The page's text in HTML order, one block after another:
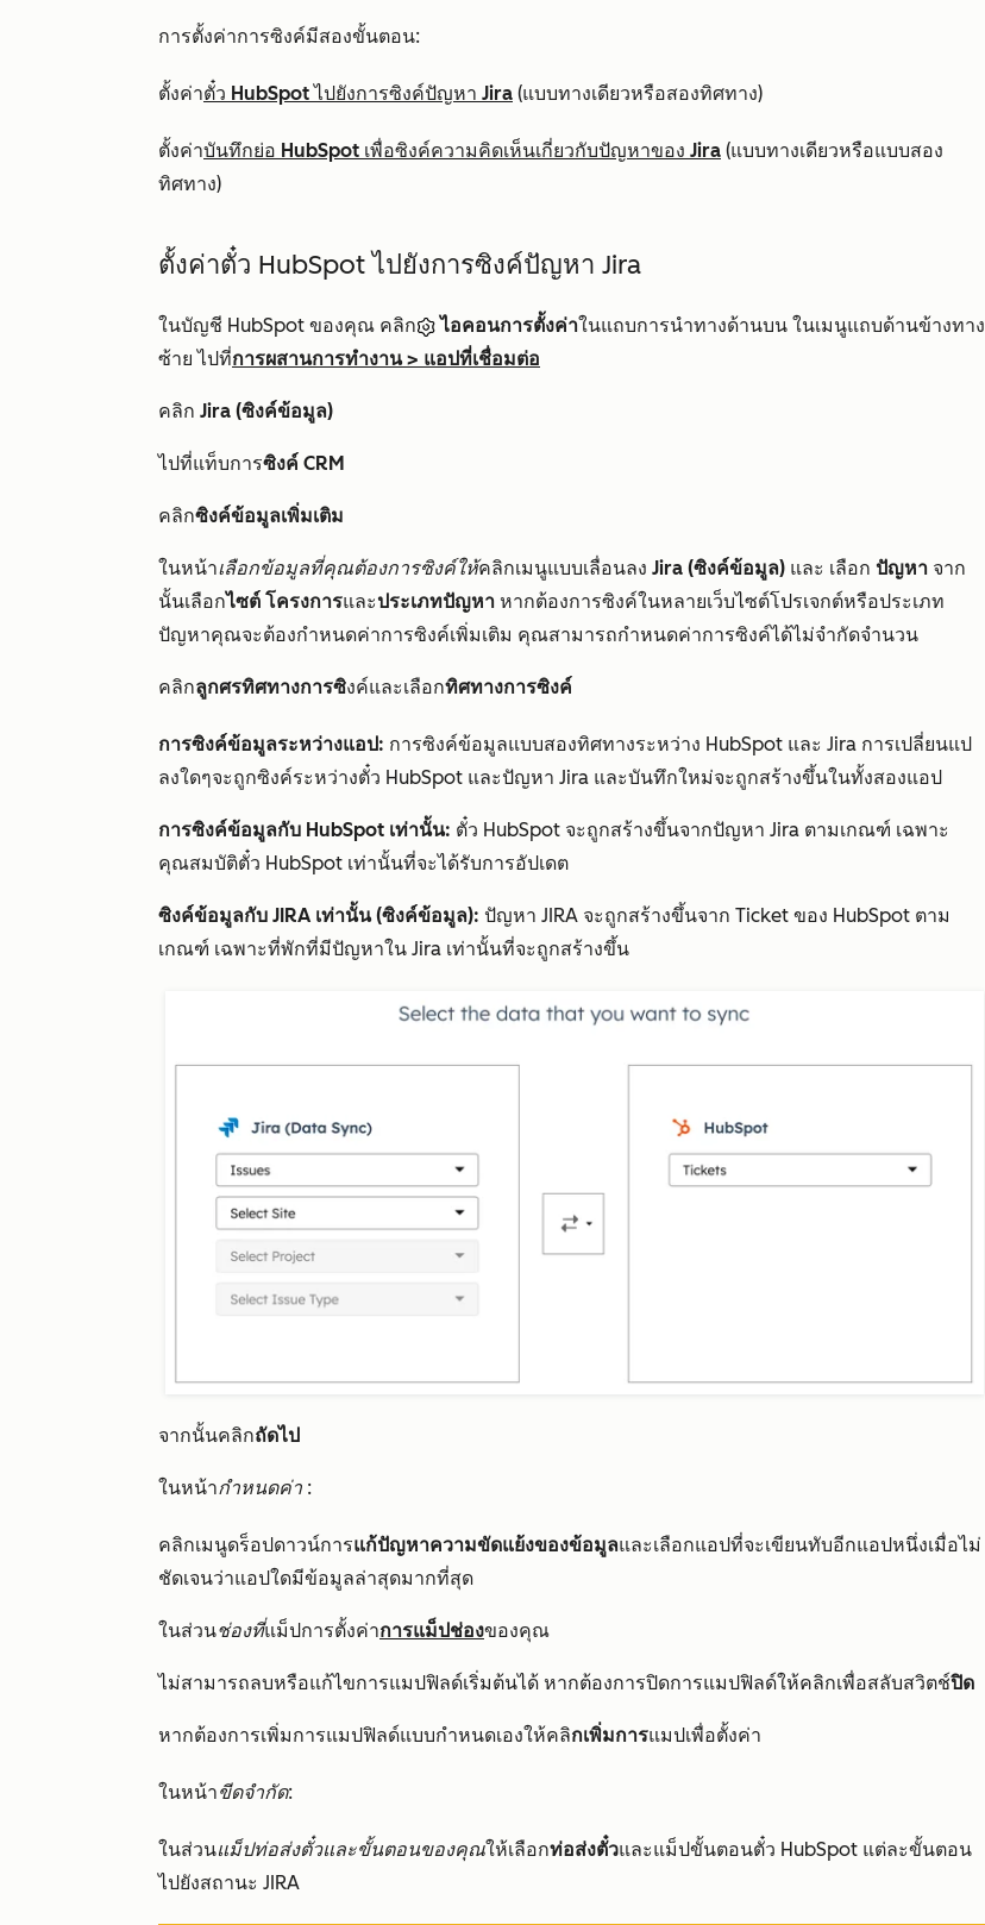
การตั้งค่าการซิงค์มีสองขั้นตอน:
ตั้งค่าตั๋ว HubSpot ไปยังการซิงค์ปัญหา Jira (แบบทางเดียวหรือสองทิศทาง)
ตั้งค่าบันทึกย่อ HubSpot เพื่อซิงค์ความคิดเห็นเกี่ยวกับปัญหาของ Jira (แบบทางเดียวหรือแบบสอง
ทิศทาง)
ตั้งค่าตั๋ว HubSpot ไปยังการซิงค์ปัญหา Jira
ในบัญชี HubSpot ของคุณ คลิก ไอคอนการตั้งค่าในแถบการนำทางด้านบน ในเมนูแถบด้านข้างทาง
ซ้าย ไปที่การผสานการทำงาน> แอปที่เชื่อมต่อ
คลิก Jira (ซิงค์ข้อมูล)
ไปที่แท็บการซิงค์ CRM
คลิกซิงค์ข้อมูลเพิ่มเติม
ในหน้าเลือกข้อมูลที่คุณต้องการซิงค์ให้คลิกเมนูแบบเลื่อนลง Jira (ซิงค์ข้อมูล) และ เลือก ปัญหา จาก
นั้นเลือกไซต์ โครงการและประเภทปัญหา หากต้องการซิงค์ในหลายเว็บไซต์โปรเจกต์หรือประเภท
ปัญหาคุณจะต้องกำหนดค่าการซิงค์เพิ่มเติม คุณสามารถกำหนดค่าการซิงค์ได้ไม่จำกัดจำนวน
คลิกลูกศรทิศทางการซิงค์และเลือกทิศทางการซิงค์
การซิงค์ข้อมูลระหว่างแอป: การซิงค์ข้อมูลแบบสองทิศทางระหว่าง HubSpot และ Jira การเปลี่ยนแป
ลงใดๆจะถูกซิงค์ระหว่างตั๋ว HubSpot และปัญหา Jira และบันทึกใหม่จะถูกสร้างขึ้นในทั้งสองแอป
การซิงค์ข้อมูลกับ HubSpot เท่านั้น: ตั๋ว HubSpot จะถูกสร้างขึ้นจากปัญหา Jira ตามเกณฑ์ เฉพาะ
คุณสมบัติตั๋ว HubSpot เท่านั้นที่จะได้รับการอัปเดต
ซิงค์ข้อมูลกับ JIRA เท่านั้น (ซิงค์ข้อมูล): ปัญหา JIRA จะถูกสร้างขึ้นจาก Ticket ของ HubSpot ตาม
เกณฑ์ เฉพาะที่พักที่มีปัญหาใน Jira เท่านั้นที่จะถูกสร้างขึ้น
จากนั้นคลิกถัดไป
ในหน้ากำหนดค่า :
คลิกเมนูดร็อปดาวน์การแก้ปัญหาความขัดแย้งของข้อมูลและเลือกแอปที่จะเขียนทับอีกแอปหนึ่งเมื่อไม่
ชัดเจนว่าแอปใดมีข้อมูลล่าสุดมากที่สุด
ในส่วนช่องที่แม็ปการตั้งค่าการแม็ปช่องของคุณ
ไม่สามารถลบหรือแก้ไขการแมปฟิลด์เริ่มต้นได้ หากต้องการปิดการแมปฟิลด์ให้คลิกเพื่อสลับสวิตช์ปิด
หากต้องการเพิ่มการแมปฟิลด์แบบกำหนดเองให้คลิกเพิ่มการแมปเพื่อตั้งค่า
ในหน้าขีดจำกัด:
ในส่วนแม็ปท่อส่งตั๋วและขั้นตอนของคุณให้เลือกท่อส่งตั๋วและแม็ปขั้นตอนตั๋ว HubSpot แต่ละขั้นตอน
ไปยังสถานะ JIRA